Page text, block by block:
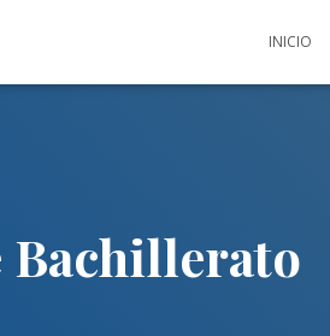
INICIO
Bachillerato